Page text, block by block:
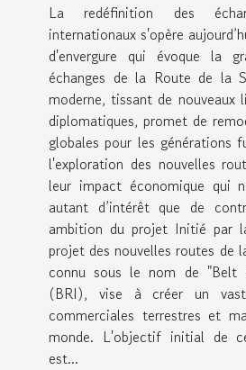
La redéfinition des
internationaux s'opère
d'envergure qui évoque la
échanges de la Route de la
moderne, tissant de nouveaux
diplomatiques, promet de
globales pour les générations
l'exploration des nouvelles
leur impact économique qui
autant d’intérêt que de
ambition du projet Initié par
projet des nouvelles routes de
connu sous le nom de "Belt
(BRI), vise à créer un
commerciales terrestres et
monde. L'objectif initial de
est...